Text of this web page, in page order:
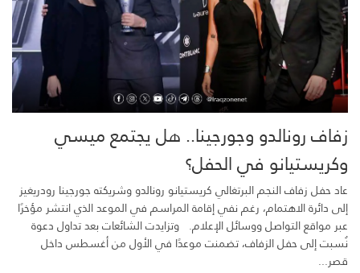
زفاف رونالدو وجورجينا.. هل يجتمع ميسي
وكريستيانو في الحفل؟
عاد حفل زفاف النجم البرتغالي كريستيانو رونالدو وشريكته جورجينا رودريغيز
إلى دائرة الاهتمام، رغم نفي إقامة المراسم في الموعد الذي انتشر مؤخرًا
عبر مواقع التواصل ووسائل الإعلام. وتزايدت الشائعات بعد تداول دعوة
نُسبت إلى حفل الزفاف، تضمنت موعدًا في الأول من أغسطس داخل
قصر...